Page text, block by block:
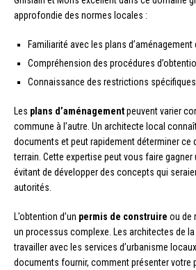
approfondie des normes locales :
Familiarité avec les plans d’aménagement
Compréhension des procédures
Connaissance des restrictions
Les plans d’aménagementpeuvent varier
commune à l’autre. Un architecte local
documents et peut rapidement déterminer ce
terrain. Cette expertise peut vous faire gagner
évitant de développer des concepts qui
autorités.
L’obtention d’un permis de construire ou de
un processus complexe. Les architectes de la
travailler avec les services d’urbanisme
documents fournir, comment présenter votre